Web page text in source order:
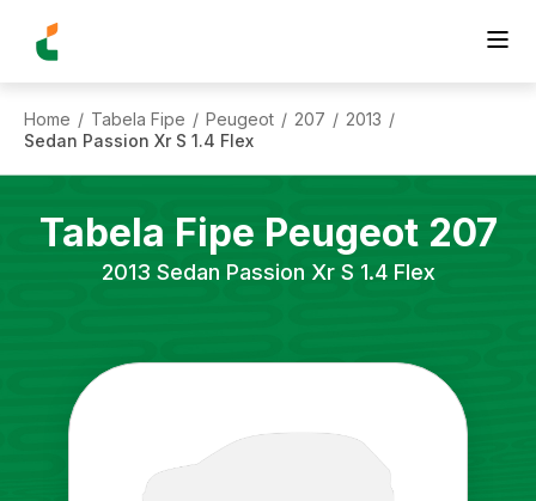
Home / Tabela Fipe / Peugeot / 207 / 2013 /
Sedan Passion Xr S 1.4 Flex
Tabela Fipe Peugeot 207
2013 Sedan Passion Xr S 1.4 Flex